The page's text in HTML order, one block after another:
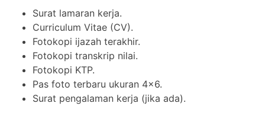
Surat lamaran kerja.
Curriculum Vitae (CV).
Fotokopi ijazah terakhir.
Fotokopi transkrip nilai.
Fotokopi KTP.
Pas foto terbaru ukuran 4×6.
Surat pengalaman kerja (jika ada).